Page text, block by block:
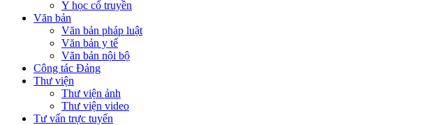
Y học cổ truyền
Văn bản
Văn bản pháp luật
Văn bản y tế
Văn bản nội bộ
Công tác Đảng
Thư viện
Thư viện ảnh
Thư viện video
Tư vấn trực tuyến